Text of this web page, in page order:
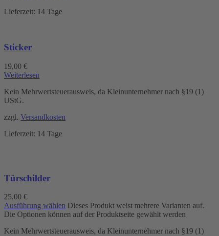
Lieferzeit: 14 Tage
Sticker
19,00 €
Weiterlesen
Kein Mehrwertsteuerausweis, da Kleinunternehmer nach §19 (1)
UStG.
zzgl. Versandkosten
Lieferzeit: 14 Tage
Türschilder
25,00 €
Ausführung wählen Dieses Produkt weist mehrere Varianten auf.
Die Optionen können auf der Produktseite gewählt werden
Kein Mehrwertsteuerausweis, da Kleinunternehmer nach §19 (1)